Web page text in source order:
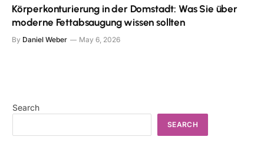
Körperkonturierung in der Domstadt: Was Sie über
moderne Fettabsaugung wissen sollten
By Daniel Weber May 6, 2026
Search
SEARCH